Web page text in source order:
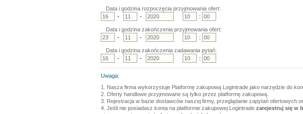
Data i godzina rozpoczęcia przyjmowania ofert:
-
- :
Data i godzina zakończenia przyjmowania ofert:
-
- :
Data i godzina zakończenia zadawania pytań:
-
- :
Uwaga:
1. Nasza firma wykorzystuje Platformę zakupową Logintrade jako narzędzie do
2. Oferty handlowe przyjmowane są tylko przez platformę zakupową.
3. Rejestracja w bazie dostawców naszej firmy, przeglądanie zapytań ofertowych
4. Jeśli nie posiadasz konta na platformie zakupowej Logintrade zarejestruj się w